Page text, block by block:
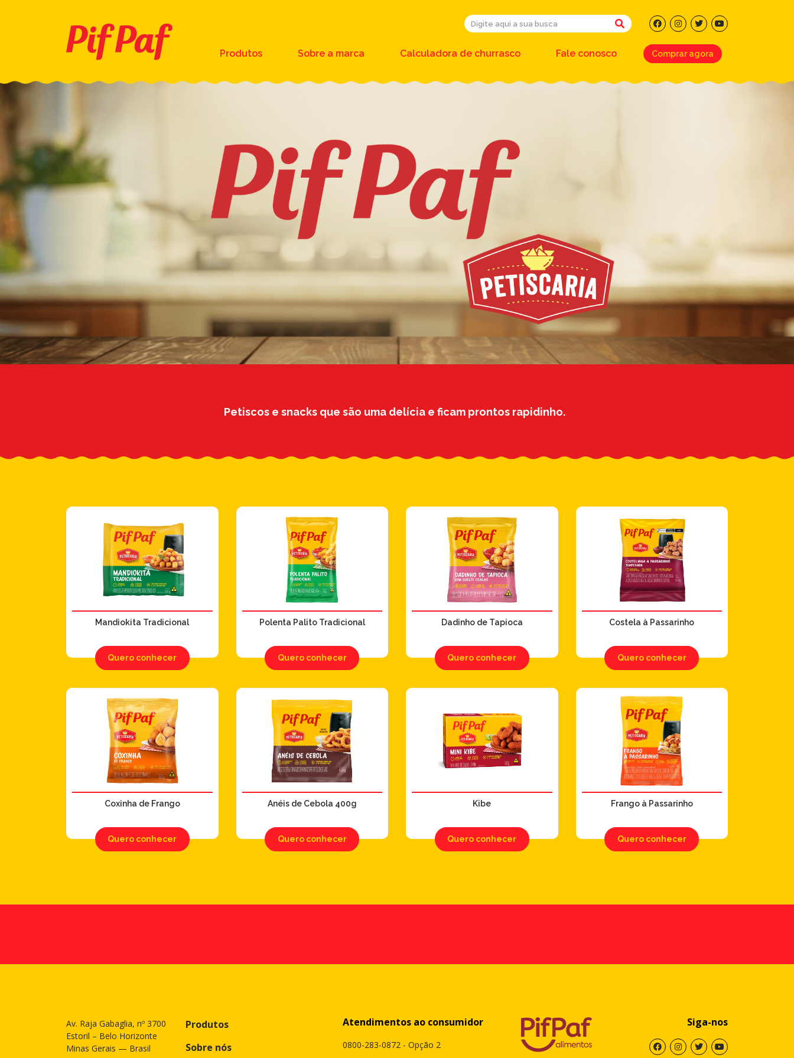
Produtos Sobre a marca Calculadora de churrasco Fale conosco Comprar agora
Petiscos e snacks que são uma delícia e ficam prontos rapidinho.
Mandiokita Tradicional
Quero conhecer
Polenta Palito Tradicional
Quero conhecer
Dadinho de Tapioca
Quero conhecer
Costela à Passarinho
Quero conhecer
Coxinha de Frango
Quero conhecer
Anéis de Cebola 400g
Quero conhecer
Kibe
Quero conhecer
Frango à Passarinho
Quero conhecer
Av. Raja Gabaglia, nº 3700
Estoril – Belo Horizonte
Minas Gerais — Brasil
Produtos
Sobre nós
Atendimentos ao consumidor
0800-283-0872 - Opção 2
Siga-nos